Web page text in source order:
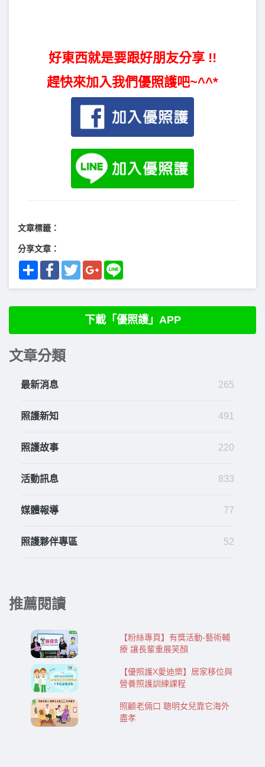
好東西就是要跟好朋友分享 !!
趕快來加入我們優照護吧~^^*
文章標籤：
分享文章：
Share FacebookTwitterGoogle+
下載「優照護」APP
文章分類
最新消息 265
照護新知 491
照護故事 220
活動訊息 833
媒體報導 77
照護夥伴專區 52
推薦閱讀
【粉絲專頁】有獎活動-藝術輔
療 讓長輩重展笑顏
【優照護X愛迪樂】居家移位與
營養照護訓練課程
照顧老倆口 聰明女兒靠它海外
盡孝